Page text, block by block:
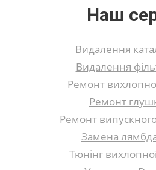
Наш
Видалення
Видалення
Ремонт
Ремонт
Ремонт
Замена
Тюнінг